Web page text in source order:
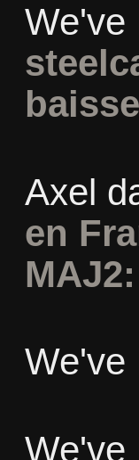
We've
Axel
en
We've
We've